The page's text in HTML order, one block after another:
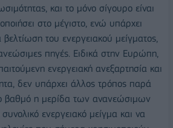
και το μόνο σίγουρο είναι
στο μέγιστο, ενώ υπάρχει
βελτίωση του ενεργειακού μείγματος,
πηγές. Ειδικά στην Ευρώπη,
ενεργειακή ανεξαρτησία και
δεν υπάρχει άλλος τρόπος παρά
βαθμό η μερίδα των ανανεώσιμων
ενεργειακό μείγμα και να